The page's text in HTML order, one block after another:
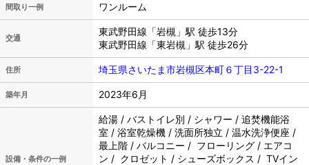
間取り一例 ワンルーム
交通
東武野田線「岩槻」駅 徒歩13分
東武野田線「東岩槻」駅 徒歩26分
住所 埼玉県さいたま市岩槻区本町６丁目3-22-1
築年月 2023年6月
設備・条件の一例
給湯 / バストイレ別 / シャワー / 追焚機能浴
室 / 浴室乾燥機 / 洗面所独立 / 温水洗浄便座 /
最上階 / バルコニー / フローリング / エアコ
ン / クロゼット / シューズボックス / TVイン